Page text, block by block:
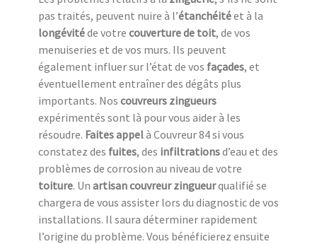
pas traités, peuvent nuire à l’étanchéitéet à la
longévitéde votre couverture de toit, de vos
menuiseries et de vos murs. Ils peuvent
également influer sur l’état de vos façades, et
éventuellement entraîner des dégâts plus
importants. Nos couvreurs zingueurs
expérimentés sont là pour vous aider à les
résoudre. Faites appelà Couvreur 84 si vous
constatez des fuites, des infiltrationsd’eau et des
problèmes de corrosion au niveau de votre
toiture. Un artisan couvreur zingueurqualifié se
chargera de vous assister lors du diagnostic de vos
installations. Il saura déterminer rapidement
l’origine du problème. Vous bénéficierez ensuite